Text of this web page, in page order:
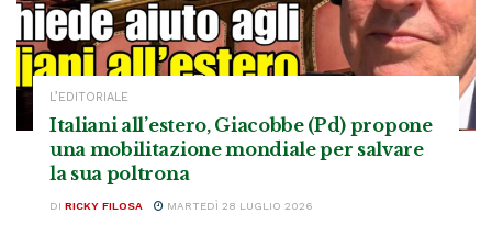
L’EDITORIALE
Italiani all’estero, Giacobbe (Pd) propone
una mobilitazione mondiale per salvare
la sua poltrona
DI RICKY FILOSA MARTEDÌ 28 LUGLIO 2026